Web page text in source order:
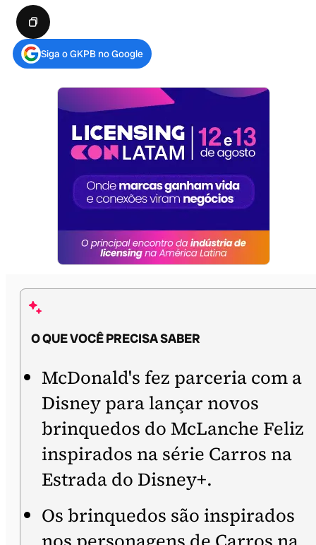
Siga o GKPB no Google
O QUE VOCÊ PRECISA SABER
McDonald's fez parceria com a
Disney para lançar novos
brinquedos do McLanche Feliz
inspirados na série Carros na
Estrada do Disney+.
Os brinquedos são inspirados